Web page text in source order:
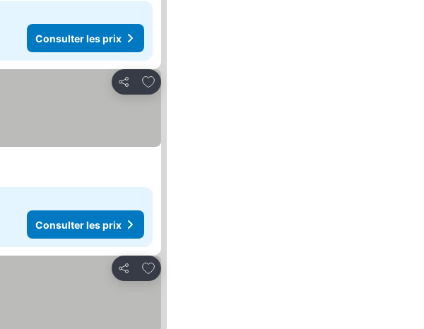
Consulter les prix
Partager
Ajouter à mes favoris
Consulter les prix
Partager
Ajouter à mes favoris